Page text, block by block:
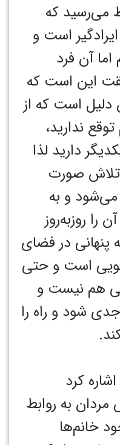
می‌رسید که
است و
آن فرد
این است که
دلیل است که از
ندارید،
دارید لذا
تلاش صورت
می‌شود و به
را روزبه‌روز
پنهانی در فضای
است و حتی
هم نیست و
شود و راه را
کرد
به روابط
خانم‌ها